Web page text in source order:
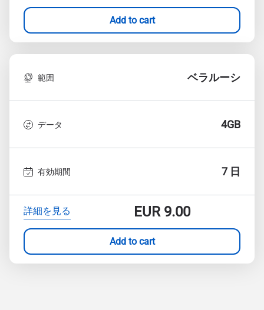
Add to cart
範囲 ベラルーシ
データ 4GB
有効期間 7 日
詳細を見る EUR9.00
Add to cart